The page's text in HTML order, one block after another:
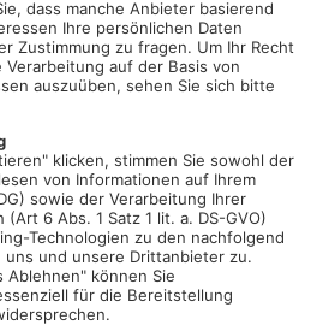
und lange, warme Sommer
Zecken früher aktiv werden und
Robert-Koch-Institut profitieren die
das spiegelt sich auch in den
Recherchen von Radio
Fälle gemeldet worden –
Auch im Landkreis Miltenberg
Dort wurden bislang 63 Fälle
Bakterien ausgelöst, die beim
können. In Hessen fehlt
– deshalb ist das
teilen uns die
Gelnhausen und Darmstadt